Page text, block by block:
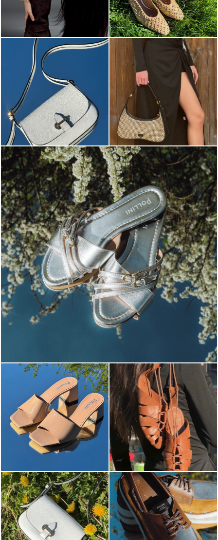
Blending sass and class, the Echos mule in silver is...